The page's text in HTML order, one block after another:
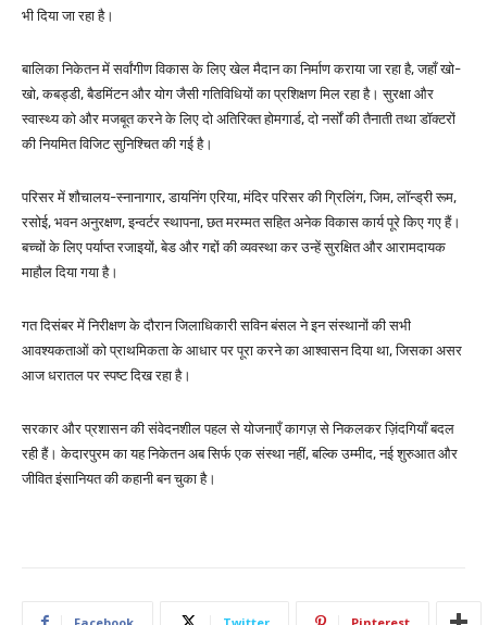
भी दिया जा रहा है।
बालिका निकेतन में सर्वांगीण विकास के लिए खेल मैदान का निर्माण कराया जा रहा है, जहाँ खो-
खो, कबड्डी, बैडमिंटन और योग जैसी गतिविधियों का प्रशिक्षण मिल रहा है। सुरक्षा और
स्वास्थ्य को और मजबूत करने के लिए दो अतिरिक्त होमगार्ड, दो नर्सों की तैनाती तथा डॉक्टरों
की नियमित विजिट सुनिश्चित की गई है।
परिसर में शौचालय-स्नानागार, डायनिंग एरिया, मंदिर परिसर की ग्रिलिंग, जिम, लॉन्ड्री रूम,
रसोई, भवन अनुरक्षण, इन्वर्टर स्थापना, छत मरम्मत सहित अनेक विकास कार्य पूरे किए गए हैं।
बच्चों के लिए पर्याप्त रजाइयों, बेड और गद्दों की व्यवस्था कर उन्हें सुरक्षित और आरामदायक
माहौल दिया गया है।
गत दिसंबर में निरीक्षण के दौरान जिलाधिकारी सविन बंसल ने इन संस्थानों की सभी
आवश्यकताओं को प्राथमिकता के आधार पर पूरा करने का आश्वासन दिया था, जिसका असर
आज धरातल पर स्पष्ट दिख रहा है।
सरकार और प्रशासन की संवेदनशील पहल से योजनाएँ कागज़ से निकलकर ज़िंदगियाँ बदल
रही हैं। केदारपुरम का यह निकेतन अब सिर्फ एक संस्था नहीं, बल्कि उम्मीद, नई शुरुआत और
जीवित इंसानियत की कहानी बन चुका है।